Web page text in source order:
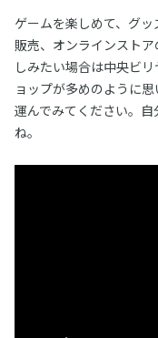
ゲームを楽しめて、グ
販売、オンラインスト
しみたい場合は中央ビ
ョップが多めのように
運んでみてください。
ね。